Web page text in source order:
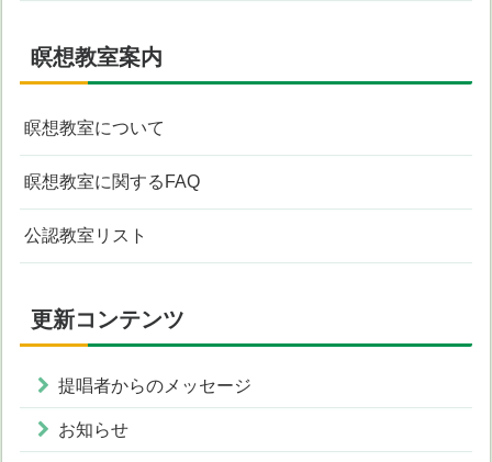
瞑想教室案内
瞑想教室について
瞑想教室に関するFAQ
公認教室リスト
更新コンテンツ
提唱者からのメッセージ
お知らせ